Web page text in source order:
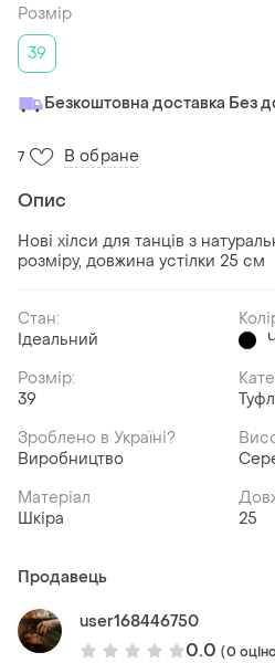
Розмір
39
Безкоштовна доставка Без
7 В обране
Опис
Нові хілси для танців з
розміру, довжина устілки 25 см
Стан:
Ідеальний
Розмір:
39
Зроблено в Україні?
Виробництво
Матеріал
Шкіра
25
Продавець
user168446750
0.0 (0